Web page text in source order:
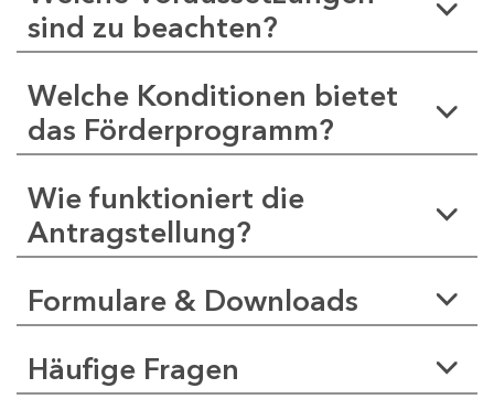
sind zu beachten?
Welche Konditionen bietet
das Förderprogramm?
Wie funktioniert die
Antragstellung?
Formulare & Downloads
Häufige Fragen